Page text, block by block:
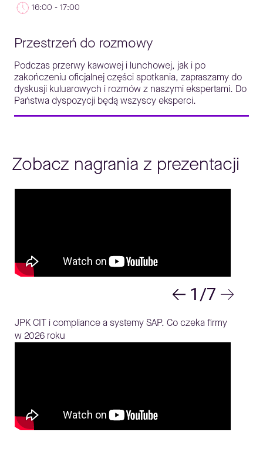
16:00 - 17:00
Przestrzeń do rozmowy
Podczas przerwy kawowej i lunchowej, jak i po
zakończeniu oficjalnej części spotkania, zapraszamy do
dyskusji kuluarowych i rozmów z naszymi ekspertami. Do
Państwa dyspozycji będą wszyscy eksperci.
Zobacz nagrania z prezentacji
JPK CIT i compliance a systemy SAP. Co czeka firmy
w 2026 roku
1/7